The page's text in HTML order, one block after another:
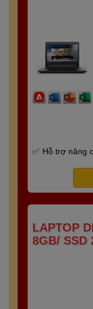
Hỗ trợ nâng
LAPTOP
8GB/ SSD